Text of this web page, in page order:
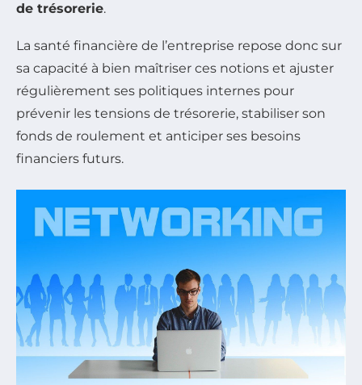
de trésorerie.
La santé financière de l’entreprise repose donc sur
sa capacité à bien maîtriser ces notions et ajuster
régulièrement ses politiques internes pour
prévenir les tensions de trésorerie, stabiliser son
fonds de roulement et anticiper ses besoins
financiers futurs.